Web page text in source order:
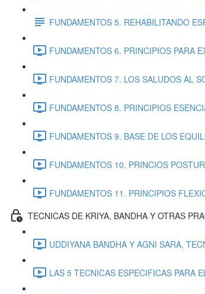
FUNDAMENTOS 5. REHABILITANDO
FUNDAMENTOS 6. PRINCIPIOS PARA
FUNDAMENTOS 7. LOS SALUDOS AL
FUNDAMENTOS 8. PRINCIPIOS
FUNDAMENTOS 9. BASE DE LOS
FUNDAMENTOS 10. PRINCIOS
FUNDAMENTOS 11. PRINCIPIOS
TECNICAS DE KRIYA, BANDHA Y OTRAS
UDDIYANA BANDHA Y AGNI SARA,
LAS 5 TECNICAS ESPECIFICAS PARA